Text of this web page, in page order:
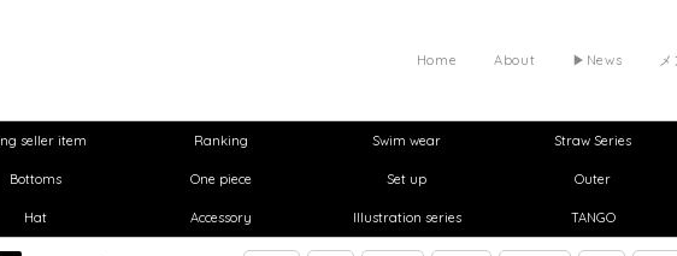
▶︎News
About
Home
seller item Ranking Swim wear Straw Series
Bottoms One piece Set up Outer
Hat Accessory Illustration series TANGO